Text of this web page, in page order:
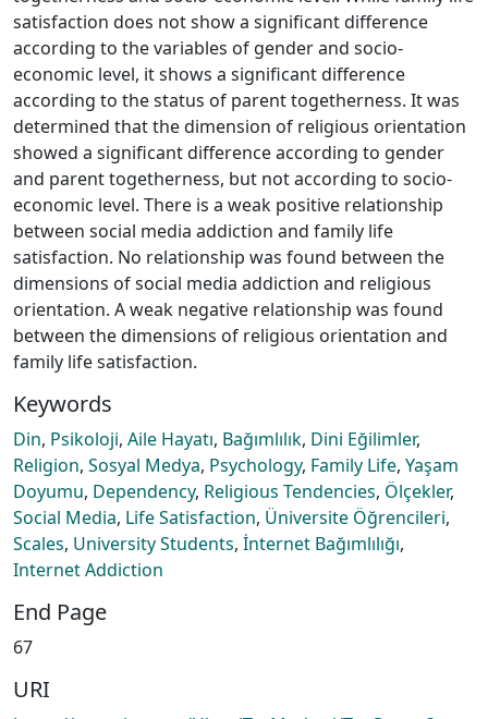
satisfaction does not show a significant difference
according to the variables of gender and socio-
economic level, it shows a significant difference
according to the status of parent togetherness. It was
determined that the dimension of religious orientation
showed a significant difference according to gender
and parent togetherness, but not according to socio-
economic level. There is a weak positive relationship
between social media addiction and family life
satisfaction. No relationship was found between the
dimensions of social media addiction and religious
orientation. A weak negative relationship was found
between the dimensions of religious orientation and
family life satisfaction.
Keywords
Din, Psikoloji, Aile Hayatı, Bağımlılık, Dini Eğilimler,
Religion, Sosyal Medya, Psychology, Family Life, Yaşam
Doyumu, Dependency, Religious Tendencies, Ölçekler,
Social Media, Life Satisfaction, Üniversite Öğrencileri,
Scales, University Students, İnternet Bağımlılığı,
Internet Addiction
End Page
67
URI